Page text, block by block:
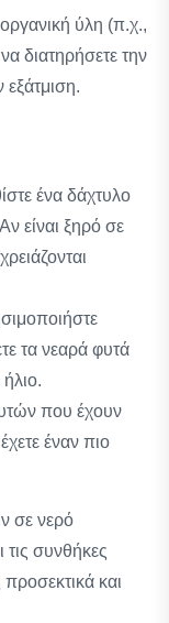
ύλη (π.χ.,
διατηρήσετε την
εξάτμιση.
ένα δάχτυλο
είναι ξηρό σε
τα νεαρά φυτά
που έχουν
έναν πιο
σε νερό
τις συνθήκες
και